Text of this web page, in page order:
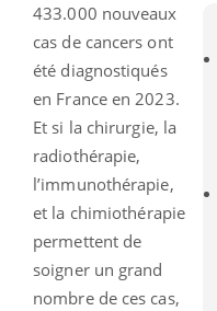
433.000 nouveaux
cas de cancers ont
été diagnostiqués
en France en 2023.
Et si la chirurgie, la
radiothérapie,
l’immunothérapie,
et la chimiothérapie
permettent de
soigner un grand
nombre de ces cas,